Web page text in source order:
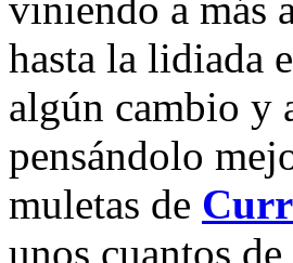
viniendo a más
hasta la lidiada
algún cambio y
pensándolo
muletas de
unos cuantos